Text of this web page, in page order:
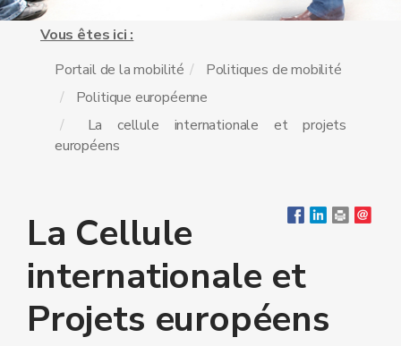
Vous êtes ici :
Portail de la mobilité
Politiques de mobilité
Politique européenne
La cellule internationale et projets
européens
La Cellule
internationale et
Projets européens